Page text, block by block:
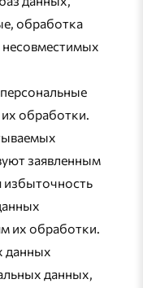
обработка
несовместимых
обработки.
заявленным
избыточность
их обработки.
данных
данных,